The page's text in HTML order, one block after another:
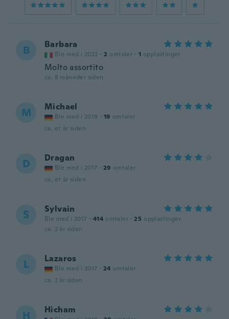
B Barbara
Ble med i 2022 · 2 omtaler · 1 opplastinger
Molto assortito
ca. 8 måneder siden
M Michael
Ble med i 2019 · 19 omtaler
ca. et år siden
D Dragan
Ble med i 2017 · 29 omtaler
ca. et år siden
S Sylvain
Ble med i 2017 · 414 omtaler · 25 opplastinger
ca. 2 år siden
L Lazaros
Ble med i 2017 · 24 omtaler
ca. 2 år siden
H Hicham